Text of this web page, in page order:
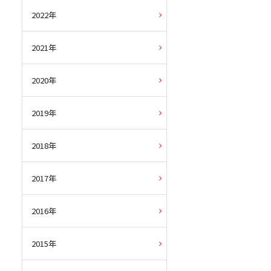
2022年
2021年
2020年
2019年
2018年
2017年
2016年
2015年